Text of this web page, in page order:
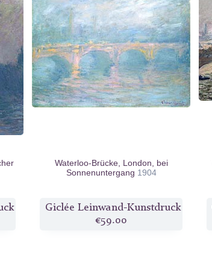
Waterloo-Brücke, London, bei
Sonnenuntergang 1904
Giclée Leinwand-Kunstdruck
€59.00